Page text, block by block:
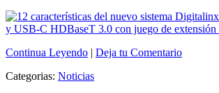
Continua Leyendo | Deja tu Comentario
Categorias: Noticias